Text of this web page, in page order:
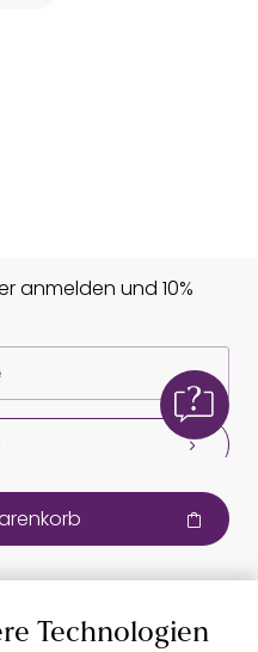
anmelden und 10%
Technologien